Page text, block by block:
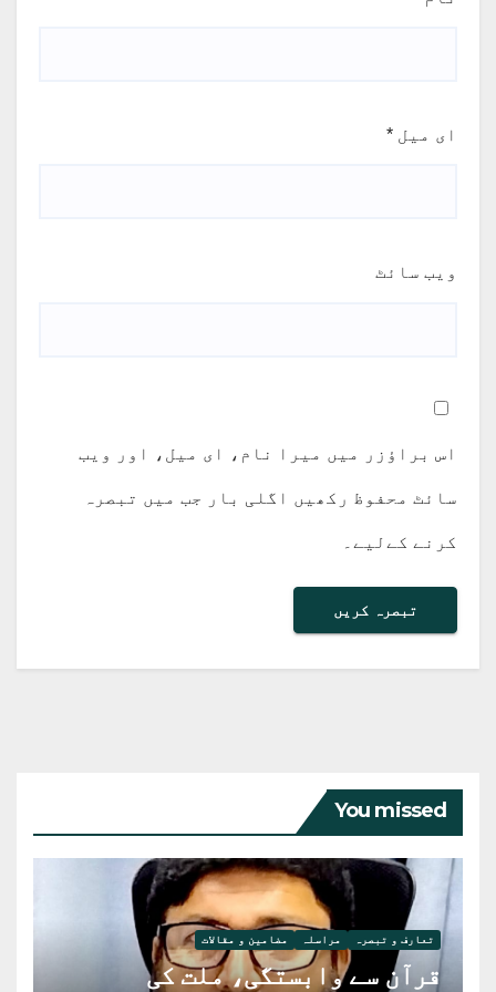
ای میل *
ویب‌ سائٹ
اس براؤزر میں میرا نام، ای میل، اور ویب
سائٹ محفوظ رکھیں اگلی بار جب میں تبصرہ
کرنے کےلیے۔
You missed
تعارف و تبصرہ مراسلہ مضامین و مقالات
قرآن سے وابستگی، ملت کی